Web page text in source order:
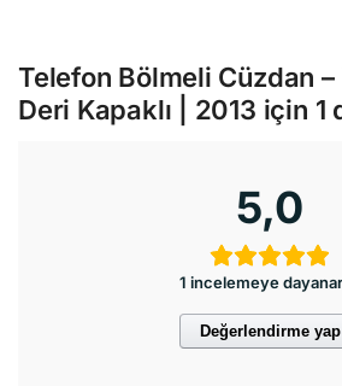
Telefon Bölmeli Cüzdan
Deri Kapaklı | 2013 için 1
5,0
1 incelemeye
Değerlendirme yap